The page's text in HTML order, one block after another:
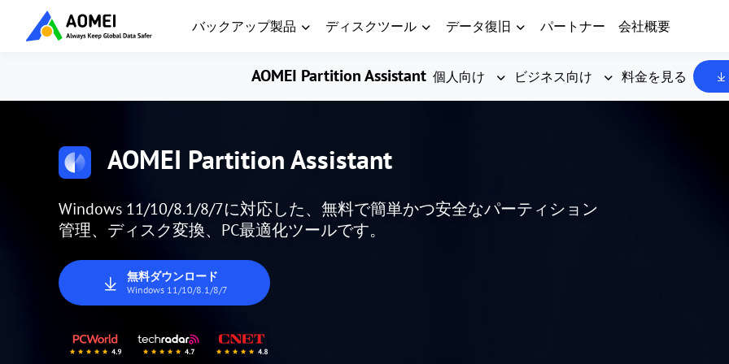
バックアップ製品 ディスクツール データ復旧 パートナー 会社概要
AOMEI Partition Assistant 個人向け ビジネス向け 料金を見る
AOMEI Partition Assistant
Windows 11/10/8.1/8/7に対応した、無料で簡単かつ安全なパーティション
管理、ディスク変換、PC最適化ツールです。
無料ダウンロード
Windows 11/10/8.1/8/7